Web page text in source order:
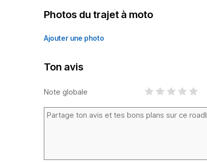
Photos du trajet à moto
Ajouter une photo
Ton avis
Note globale